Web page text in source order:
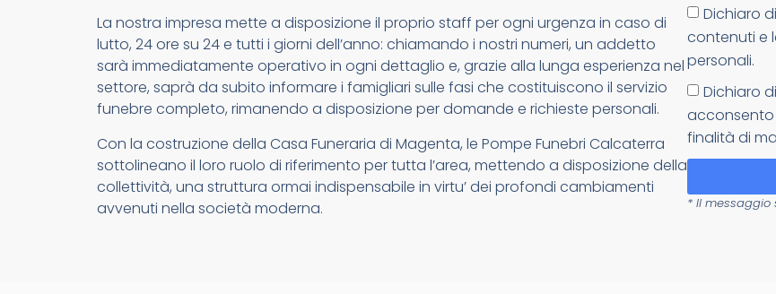
La nostra impresa mette a disposizione il proprio staff per ogni urgenza in caso di
lutto, 24 ore su 24 e tutti i giorni dell’anno: chiamando i nostri numeri, un addetto
sarà immediatamente operativo in ogni dettaglio e, grazie alla lunga esperienza nel
settore, saprà da subito informare i famigliari sulle fasi che costituiscono il servizio
funebre completo, rimanendo a disposizione per domande e richieste personali.
Con la costruzione della Casa Funeraria di Magenta, le Pompe Funebri Calcaterra
sottolineano il loro ruolo di riferimento per tutta l’area, mettendo a disposizione della
collettività, una struttura ormai indispensabile in virtu’ dei profondi cambiamenti
avvenuti nella società moderna.
Dichiaro
contenuti e
personali.
Dichiaro
acconsento
finalità di
* Il